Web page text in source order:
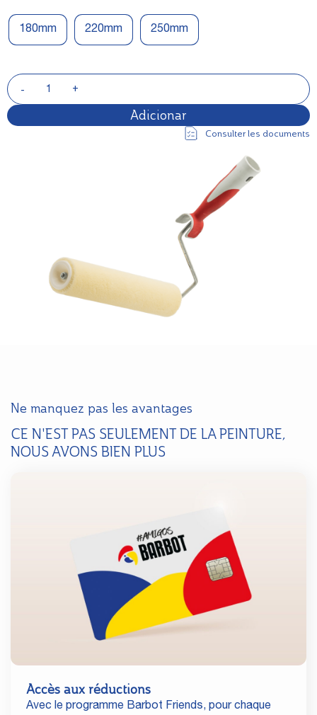
180mm 220mm 250mm
Adicionar
Consulter les documents
Ne manquez pas les avantages
CE N'EST PAS SEULEMENT DE LA PEINTURE,
NOUS AVONS BIEN PLUS
Accès aux réductions
Avec le programme Barbot Friends, pour chaque